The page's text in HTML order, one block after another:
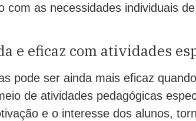
com as necessidades individuais
e eficaz com atividades
pode ser ainda mais eficaz
de atividades pedagógicas
e o interesse dos alunos,